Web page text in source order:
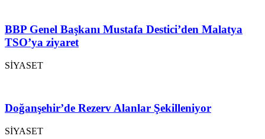
BBP Genel Başkanı Mustafa Destici’den Malatya
TSO’ya ziyaret
SİYASET
Doğanşehir’de Rezerv Alanlar Şekilleniyor
SİYASET